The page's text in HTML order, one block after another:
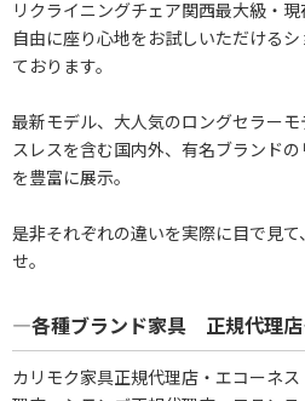
リクライニングチェア関西最大級・
自由に座り心地をお試しいただける
ております。
最新モデル、大人気のロングセラー
スレスを含む国内外、有名ブランド
を豊富に展示。
是非それぞれの違いを実際に目で見
せ。
―各種ブランド家具 正規代理
カリモク家具正規代理店・エコーネ